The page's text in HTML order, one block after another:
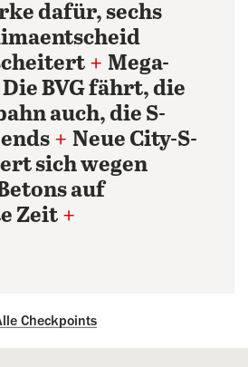
dafür, sechs
+ Mega-
BVG fährt, die
auch, die S-
+ Neue City-S-
sich wegen
auf
Zeit +
Checkpoints